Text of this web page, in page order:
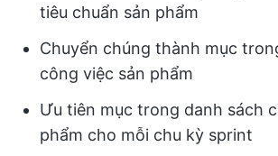
tiêu chuẩn sản phẩm
Chuyển chúng thành mục
công việc sản phẩm
Ưu tiên mục trong danh sách
phẩm cho mỗi chu kỳ sprint